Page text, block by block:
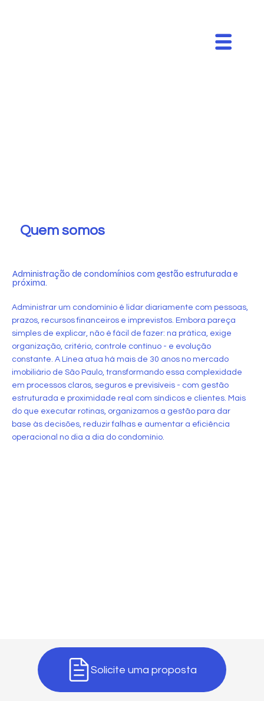
Quem somos
Administração de condomínios com gestão estruturada e
próxima.
Administrar um condomínio é lidar diariamente com pessoas,
prazos, recursos financeiros e imprevistos. Embora pareça
simples de explicar, não é fácil de fazer: na prática, exige
organização, critério, controle contínuo - e evolução
constante. A Línea atua há mais de 30 anos no mercado
imobiliário de São Paulo, transformando essa complexidade
em processos claros, seguros e previsíveis - com gestão
estruturada e proximidade real com síndicos e clientes. Mais
do que executar rotinas, organizamos a gestão para dar
base às decisões, reduzir falhas e aumentar a eficiência
operacional no dia a dia do condomínio.
Solicite uma proposta